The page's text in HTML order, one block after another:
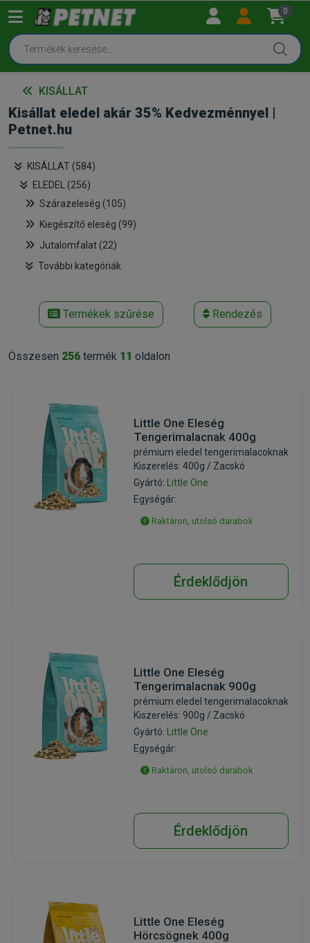
0
KISÁLLAT
Kisállat eledel akár 35% Kedvezménnyel |
Petnet.hu
KISÁLLAT (584)
ELEDEL (256)
Szárazeleség (105)
Kiegészítő eleség (99)
Jutalomfalat (22)
További kategóriák
Termékek szűrése Rendezés
Összesen 256 termék 11 oldalon
Little One Eleség
Tengerimalacnak 400g
prémium eledel tengerimalacoknak
Kiszerelés: 400g / Zacskó
Gyártó:
Little One
Egységár:
Raktáron, utolsó darabok
Érdeklődjön
Little One Eleség
Tengerimalacnak 900g
prémium eledel tengerimalacoknak
Kiszerelés: 900g / Zacskó
Gyártó:
Little One
Egységár:
Raktáron, utolsó darabok
Érdeklődjön
Little One Eleség
Hörcsögnek 400g